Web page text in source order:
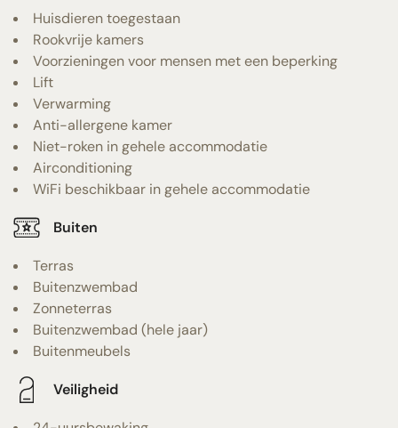
Huisdieren toegestaan
Rookvrije kamers
Voorzieningen voor mensen met een beperking
Lift
Verwarming
Anti-allergene kamer
Niet-roken in gehele accommodatie
Airconditioning
WiFi beschikbaar in gehele accommodatie
Buiten
Terras
Buitenzwembad
Zonneterras
Buitenzwembad (hele jaar)
Buitenmeubels
Veiligheid